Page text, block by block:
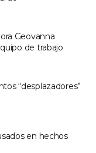
Geovanna
de trabajo
“desplazadores”
en hechos